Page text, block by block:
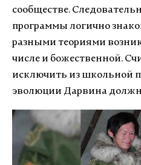
сообществе.
программы логично
разными теориями
числе и божественной.
исключить из школьной
эволюции Дарвина